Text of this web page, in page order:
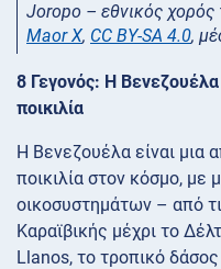
Joropo – εθνικός χορός
Maor X, CC BY-SA 4.0,
8 Γεγονός: Η
ποικιλία
Η Βενεζουέλα είναι μια
ποικιλία στον κόσμο, με
οικοσυστημάτων – από
Καραϊβικής μέχρι το
Llanos, το τροπικό